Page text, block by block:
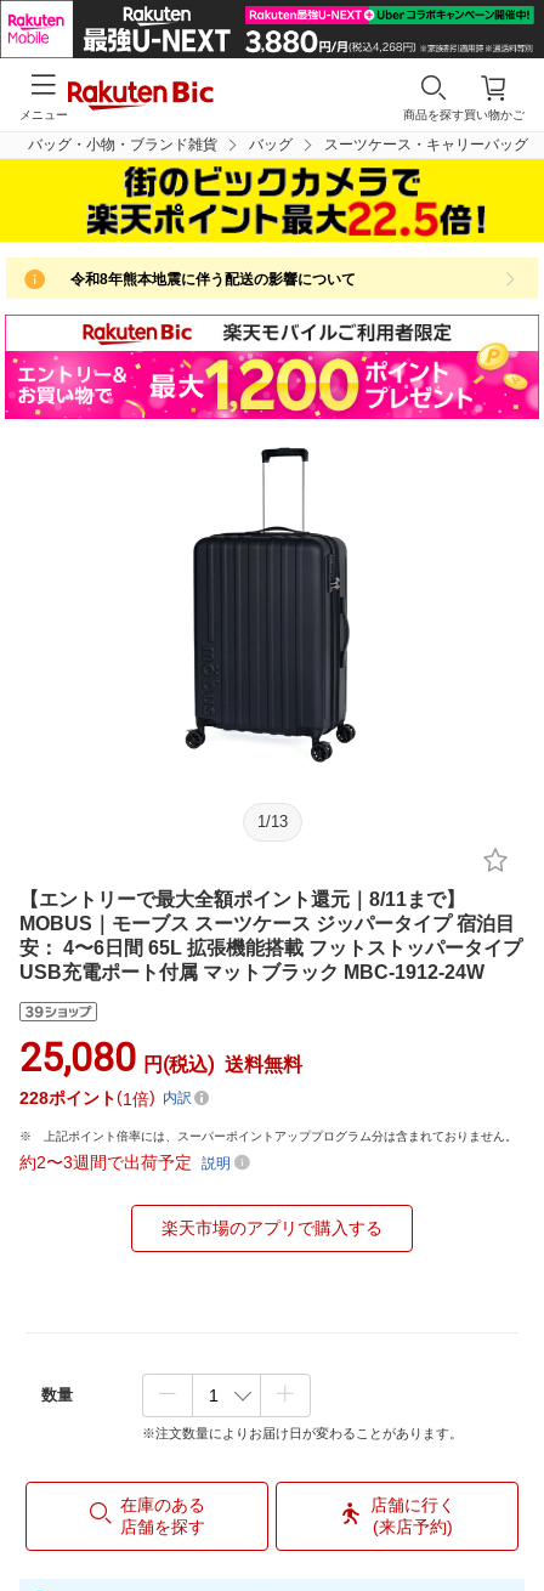
買い物かご
商品を探す
メニュー
バッグ・小物・ブランド雑貨 バッグ スーツケース・キャリーバッグ
令和8年熊本地震に伴う配送の影響について
1 /13
【エントリーで最大全額ポイント還元｜8/11まで】
MOBUS｜モーブス スーツケース ジッパータイプ 宿泊目
安： 4〜6日間 65L 拡張機能搭載 フットストッパータイプ
USB充電ポート付属 マットブラック MBC-1912-24W
25,080 円(税込) 送料無料
228ポイント 1倍 内訳
上記ポイント倍率には、スーパーポイントアッププログラム分は含まれておりません。
約2〜3週間で出荷予定 説明
楽天市場のアプリで購入する
数量
※注文数量によりお届け日が変わることがあります。
在庫のある
店舗を探す
店舗に行く
(来店予約)